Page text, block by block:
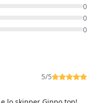
0
0
0
5/5